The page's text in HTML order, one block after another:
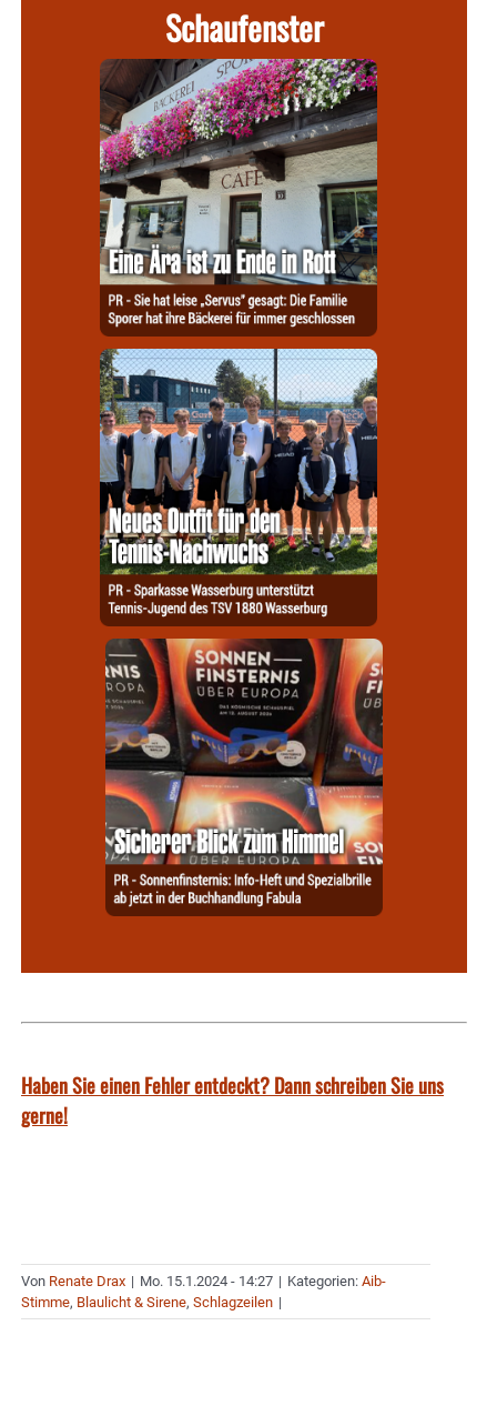
Schaufenster
Haben Sie einen Fehler entdeckt? Dann schreiben Sie uns
gerne!
Von Renate Drax | Mo. 15.1.2024 - 14:27 | Kategorien: Aib-
Stimme, Blaulicht & Sirene, Schlagzeilen |